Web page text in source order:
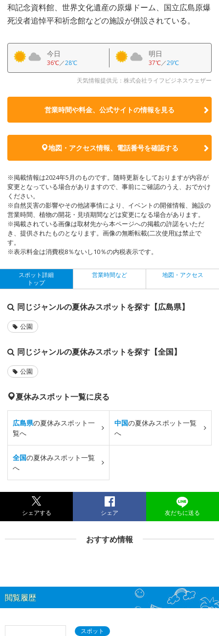
和記念資料館、世界文化遺産の原爆ドーム、国立広島原爆
死没者追悼平和祈念館などの施設が併設されている。
今日
36℃／28℃
明日
37℃／29℃
天気情報提供元：株式会社ライフビジネスウェザー
営業時間や料金、公式サイトの情報を見る
地図・アクセス情報、電話番号を確認する
※掲載情報は2024年5月のものです。随時更新をしておりますが内容が
変更となっている場合がありますので、事前にご確認のうえ、おでかけ
ください。
※自然災害の影響やその他諸事情により、イベントの開催情報、施設の
営業時間、植物の開花・見頃期間などは変更になる場合があります。
※掲載されている画像は取材先から本ページへの掲載の許諾をいただ
き、提供されたものとなります。画像の無断転載(二次使用)は禁止で
す。
※表示料金は消費税8％ないし10％の内税表示です。
スポット詳細
トップ
営業時間など 地図・アクセス
同じジャンルの夏休みスポットを探す【広島県】
公園
同じジャンルの夏休みスポットを探す【全国】
公園
夏休みスポット一覧に戻る
広島県の夏休みスポット一
覧へ
中国の夏休みスポット一覧
へ
全国の夏休みスポット一覧
へ
シェアする シェア 友だちに送る
おすすめ情報
閲覧履歴